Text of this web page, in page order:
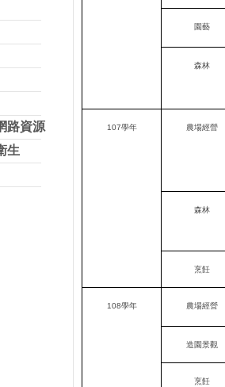
路資源
生
園藝
森林
107學年 農場經營
森林
烹飪
108學年 農場經營
造園景觀
烹飪